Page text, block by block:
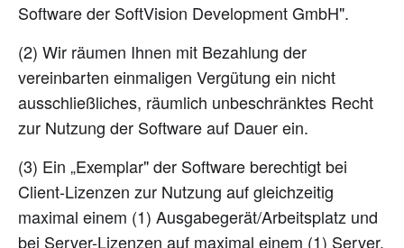
Software der SoftVision Development GmbH".
(2) Wir räumen Ihnen mit Bezahlung der
vereinbarten einmaligen Vergütung ein nicht
ausschließliches, räumlich unbeschränktes Recht
zur Nutzung der Software auf Dauer ein.
(3) Ein „Exemplar" der Software berechtigt bei
Client-Lizenzen zur Nutzung auf gleichzeitig
maximal einem (1) Ausgabegerät/Arbeitsplatz und
bei Server-Lizenzen auf maximal einem (1) Server.